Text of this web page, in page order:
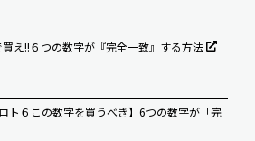
え!!６つの数字が『完全一致』する方法
ト６この数字を買うべき】6つの数字が「完